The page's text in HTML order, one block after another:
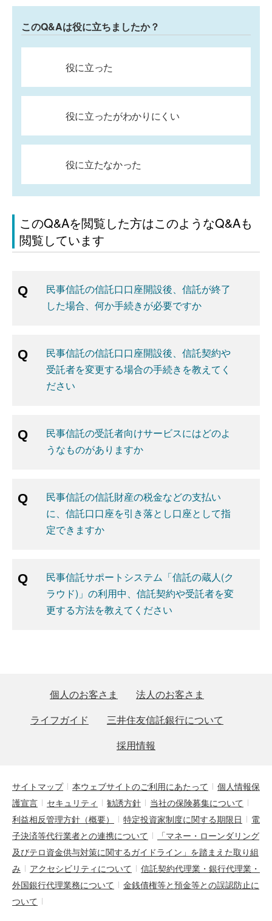
このQ&Aは役に立ちましたか？
役に立った
役に立ったがわかりにくい
役に立たなかった
このQ&Aを閲覧した方はこのようなQ&Aも
閲覧しています
民事信託の信託口口座開設後、信託が終了
した場合、何か手続きが必要ですか
民事信託の信託口口座開設後、信託契約や
受託者を変更する場合の手続きを教えてく
ださい
民事信託の受託者向けサービスにはどのよ
うなものがありますか
民事信託の信託財産の税金などの支払い
に、信託口口座を引き落とし口座として指
定できますか
民事信託サポートシステム「信託の蔵人(ク
ラウド)」の利用中、信託契約や受託者を変
更する方法を教えてください
個人のお客さま
法人のお客さま
ライフガイド
三井住友信託銀行について
採用情報
サイトマップ 本ウェブサイトのご利用にあたって
個人情報保
護宣言
セキュリティ 勧誘方針
当社の保険募集について
利益相反管理方針（概要）
特定投資家制度に関する期限日
電
子決済等代行業者との連携について
「マネー・ローンダリング
及びテロ資金供与対策に関するガイドライン」を踏まえた取り組
み
アクセシビリティについて
信託契約代理業・銀行代理業・
外国銀行代理業務について
金銭債権等と預金等との誤認防止に
ついて